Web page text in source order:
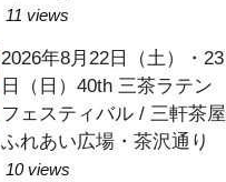
Tokyo）2026 / 代々木公園
11 views
2026年8月22日（土）・23
日（日）40th 三茶ラテン
フェスティバル / 三軒茶屋
ふれあい広場・茶沢通り
10 views